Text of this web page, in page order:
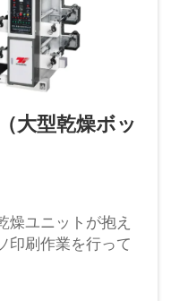
大型乾燥ボッ
燥ユニットが抱え
印刷作業を行って
に内蔵されてい
すボトルネックを